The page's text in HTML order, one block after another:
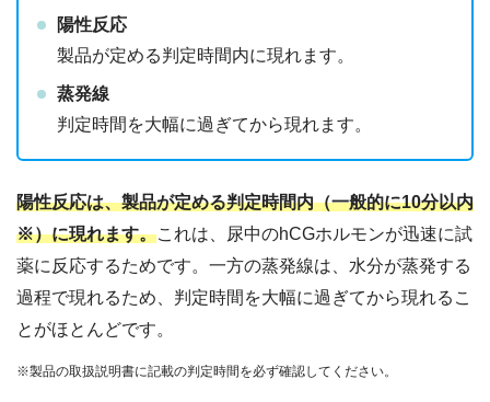
陽性反応
製品が定める判定時間内に現れます。
蒸発線
判定時間を大幅に過ぎてから現れます。
陽性反応は、製品が定める判定時間内（一般的に10分以内
※）に現れます。これは、尿中のhCGホルモンが迅速に試
薬に反応するためです。一方の蒸発線は、 水分が蒸発する
過程で現れるため、判定時間を大幅に過ぎてから現れるこ
とがほとんどです。
※製品の取扱説明書に記載の判定時間を必ず確認してください。